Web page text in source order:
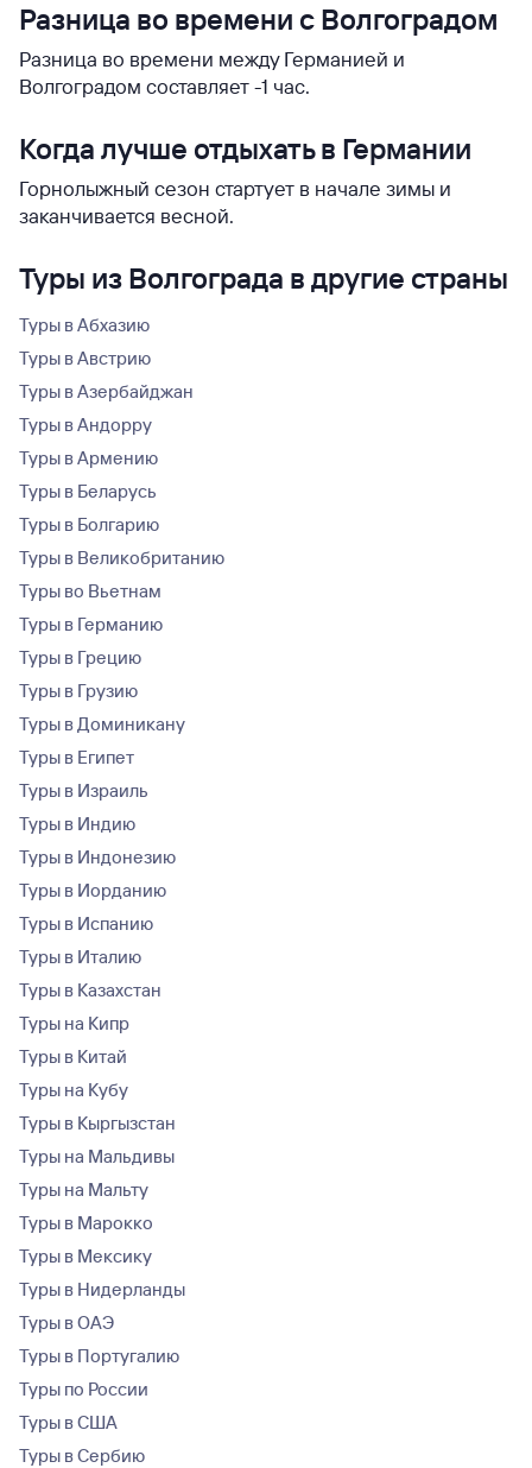
Разница во времени с Волгоградом
Разница во времени между Германией и
Волгоградом составляет -1 час.
Когда лучше отдыхать в Германии
Горнолыжный сезон стартует в начале зимы и
заканчивается весной.
Туры из Волгограда в другие страны
Туры в Абхазию
Туры в Австрию
Туры в Азербайджан
Туры в Андорру
Туры в Армению
Туры в Беларусь
Туры в Болгарию
Туры в Великобританию
Туры во Вьетнам
Туры в Германию
Туры в Грецию
Туры в Грузию
Туры в Доминикану
Туры в Египет
Туры в Израиль
Туры в Индию
Туры в Индонезию
Туры в Иорданию
Туры в Испанию
Туры в Италию
Туры в Казахстан
Туры на Кипр
Туры в Китай
Туры на Кубу
Туры в Кыргызстан
Туры на Мальдивы
Туры на Мальту
Туры в Марокко
Туры в Мексику
Туры в Нидерланды
Туры в ОАЭ
Туры в Португалию
Туры по России
Туры в США
Туры в Сербию